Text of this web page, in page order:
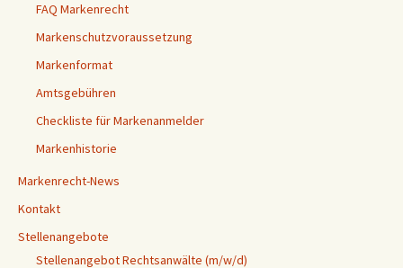
FAQ Markenrecht
Markenschutzvoraussetzung
Markenformat
Amtsgebühren
Checkliste für Markenanmelder
Markenhistorie
Markenrecht-News
Kontakt
Stellenangebote
Stellenangebot Rechtsanwälte (m/w/d)